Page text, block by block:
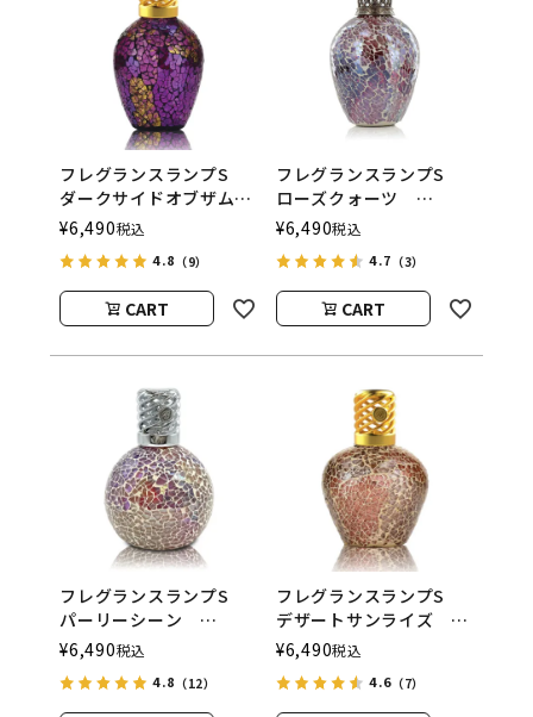
フレグランスランプS
ダークサイドオブザムー
ン
ASHLEIGH&BURWOOD
（アシュレイアンドバー
ウッド）
¥6,490税込
4.8 （9）
CART
フレグランスランプS
ローズクォーツ
ASHLEIGH&BURWOOD
（アシュレイアンドバー
ウッド）
¥6,490税込
4.7 （3）
CART
フレグランスランプS
パーリーシーン
ASHLEIGH&BURWOOD
（アシュレイアンドバー
ウッド）
¥6,490税込
4.8 （12）
フレグランスランプS
デザートサンライズ
ASHLEIGH&BURWOOD
（アシュレイアンドバー
ウッド）
¥6,490税込
4.6（7）